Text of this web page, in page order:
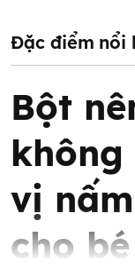
Đặc điểm nổi
Bột
không
vị
cho